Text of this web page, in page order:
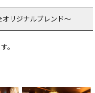
リジナルブレンド～
。